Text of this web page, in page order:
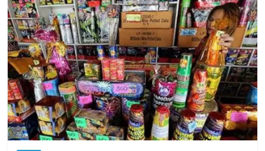
उत्तराखंड के अन्य राज्यों में फंसे लोगों की जल्द
होगी घर वापसी
प्रवासियों व मजदूरों को दी गई छूट के बाद लोगो
ने कराया पंजीयन: राजस्थान सरकार
शराब और पान की दुकानों को ग्रीन जोन में
खोलने की मिली इजाजत: गृह मंत्रालय
दो हफ्ते के लिए बढ़ाया लॉकडाउन: गृह मंत्रालय